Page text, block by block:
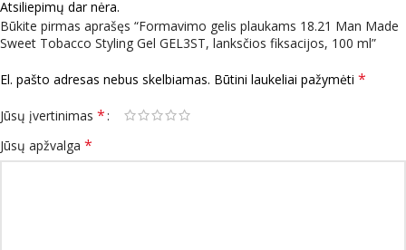
Atsiliepimų dar nėra.
Būkite pirmas aprašęs “Formavimo gelis plaukams 18.21 Man Made
Sweet Tobacco Styling Gel GEL3ST, lanksčios fiksacijos, 100 ml”
El. pašto adresas nebus skelbiamas. Būtini laukeliai pažymėti *
Jūsų įvertinimas *
Jūsų apžvalga *